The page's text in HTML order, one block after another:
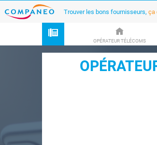
Trouver les bons fournisseurs, ça
OPÉRATEUR TÉLÉCOMS